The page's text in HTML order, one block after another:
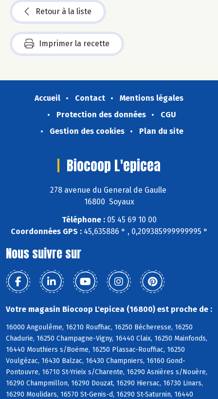
Retour à la liste
Imprimer la recette
Accueil Contact
Mentions légales
Protection des données
CGU
Gestion des cookies
Plan du site
Biocoop L'epicea
278 avenue du General de Gaulle
16800 Soyaux
Téléphone :05 45 69 10 00
Coordonnées GPS :45,635886 ° , 0,209385999999995 °
Nous suivre sur
Votre magasin Biocoop L'epicea (16800) est proche de :
16000 Angoulême, 16210 Rouffiac, 16250 Bécheresse, 16250
Chadurie, 16250 Champagne-Vigny, 16440 Claix, 16250 Mainfonds,
16440 Mouthiers s/Boëme, 16250 Plassac-Rouffiac, 16250
Voulgézac, 16430 Balzac, 16430 Champniers, 16160 Gond-
Pontouvre, 16710 St-Yrieix s/Charente, 16290 Asnières s/Nouère,
16290 Champmillon, 16290 Douzat, 16290 Hiersac, 16730 Linars,
16290 Moulidars, 16570 St-Genis-d, 16290 St-Saturnin, 16440